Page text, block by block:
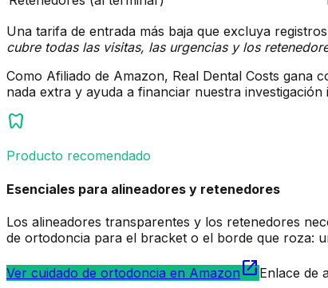
Una tarifa de entrada más baja que excluya
cubre todas las visitas, las urgencias y los
Como Afiliado de Amazon, Real Dental Costs gana
nada extra y ayuda a financiar nuestra
dentistry
Producto recomendado
Esenciales para alineadores y retenedores
Los alineadores transparentes y los retenedores
de ortodoncia para el bracket o el borde que roza:
Ver cuidado de ortodoncia en Amazonopen_in_newEnlace de